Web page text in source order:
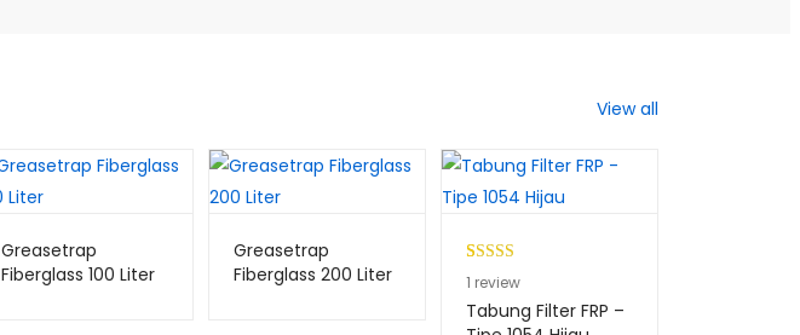
View all
Greasetrap
Fiberglass 100 Liter
Greasetrap
Fiberglass 200 Liter
Peringkat
5.00
dari 5
berdasarkan
11 review
Tabung Filter FRP –